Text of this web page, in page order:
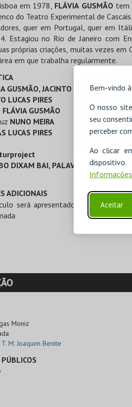
Bem-vindo
O nosso
seu
perceber
Ao clicar
Aceitar
em 1978, FLÁVIA GUSMÃO tem
do Teatro Experimental de
quer em Portugal, quer em
Estagiou no Rio de Janeiro com
próprias criações, muitas vezes em
em que trabalha regularmente.
GUSMÃO, JACINTO LUCAS PIRES
LUCAS PIRES
FLÁVIA GUSMÃO
NUNO MEIRA
LUCAS PIRES
DIXAM BAI, PALAVRÃO,
ADICIONAIS
será apresentado no Teatro
Moniz
M. Joaquim Benite